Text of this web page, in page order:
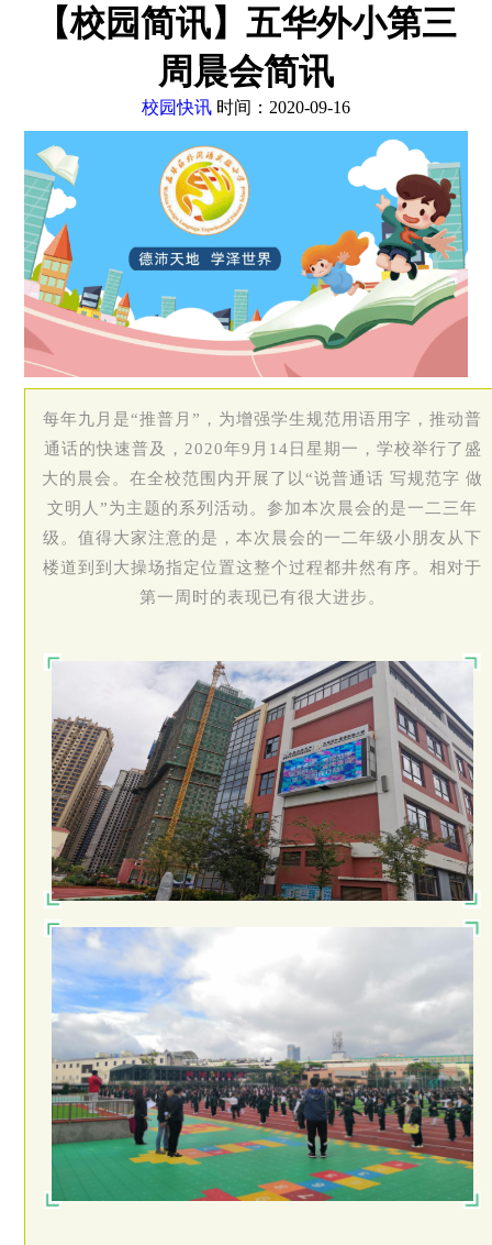
【校园简讯】五华外小第三
周晨会简讯
校园快讯 时间：2020-09-16
每年九月是“推普月”，为增强学生规范用语用字，推动普
通话的快速普及，2020年9月14日星期一，学校举行了盛
大的晨会。在全校范围内开展了以“说普通话 写规范字 做
文明人”为主题的系列活动。参加本次晨会的是一二三年
级。值得大家注意的是，本次晨会的一二年级小朋友从下
楼道到到大操场指定位置这整个过程都井然有序。相对于
第一周时的表现已有很大进步。